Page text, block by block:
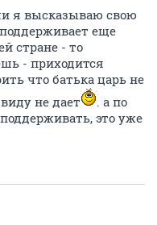
я высказываю свою
еще
стране - то
- приходится
что батька царь не
не дает
. а по
это уже